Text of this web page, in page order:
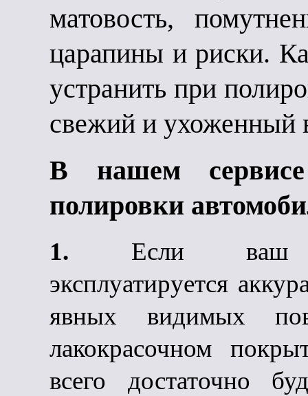
матовость,
царапины и риски.
устранить при
свежий и ухоженный
В нашем
полировки
1. Если ваш
эксплуатируется
явных видимых
лакокрасочном
всего достаточно